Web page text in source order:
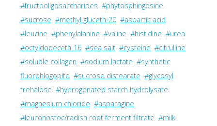
#fructooligosaccharides #phytosphingosine
#sucrose #methyl gluceth-20 #aspartic acid
#leucine #phenylalanine #valine #histidine #urea
#octyldodeceth-16 #sea salt #cysteine #citrulline
#soluble collagen #sodium lactate #synthetic
fluorphlogopite #sucrose distearate #glycosyl
trehalose #hydrogenated starch hydrolysate
#magnesium chloride #asparagine
#leuconostoc/radish root ferment filtrate #milk